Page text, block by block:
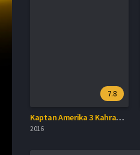
7.8
Kaptan Amerika 3 Kahramanların Savaşı Türkçe Dublaj İzle
2016